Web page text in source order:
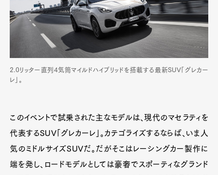
2.0リッター直列4気筒マイルドハイブリッドを搭載する最新SUV「グレカー
レ」。
このイベントで試乗された主なモデルは、現代のマセラティを
代表するSUV「グレカーレ」。カテゴライズするならば、いま人
気のミドルサイズSUVだ。だがそこはレーシングカー製作に
端を発し、ロードモデルとしては豪奢でスポーティなグランド